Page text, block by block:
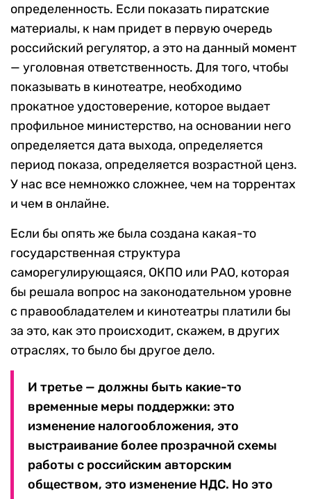
определенность. Если показать пиратские
материалы, к нам придет в первую очередь
российский регулятор, а это на данный момент
— уголовная ответственность. Для того, чтобы
показывать в кинотеатре, необходимо
прокатное удостоверение, которое выдает
профильное министерство, на основании него
определяется дата выхода, определяется
период показа, определяется возрастной ценз.
У нас все немножко сложнее, чем на торрентах
и чем в онлайне.
Если бы опять же была создана какая-то
государственная структура
саморегулирующаяся, ОКПО или РАО, которая
бы решала вопрос на законодательном уровне
с правообладателем и кинотеатры платили бы
за это, как это происходит, скажем, в других
отраслях, то было бы другое дело.
И третье — должны быть какие-то
временные меры поддержки: это
изменение налогообложения, это
выстраивание более прозрачной схемы
работы с российским авторским
обществом, это изменение НДС. Но это